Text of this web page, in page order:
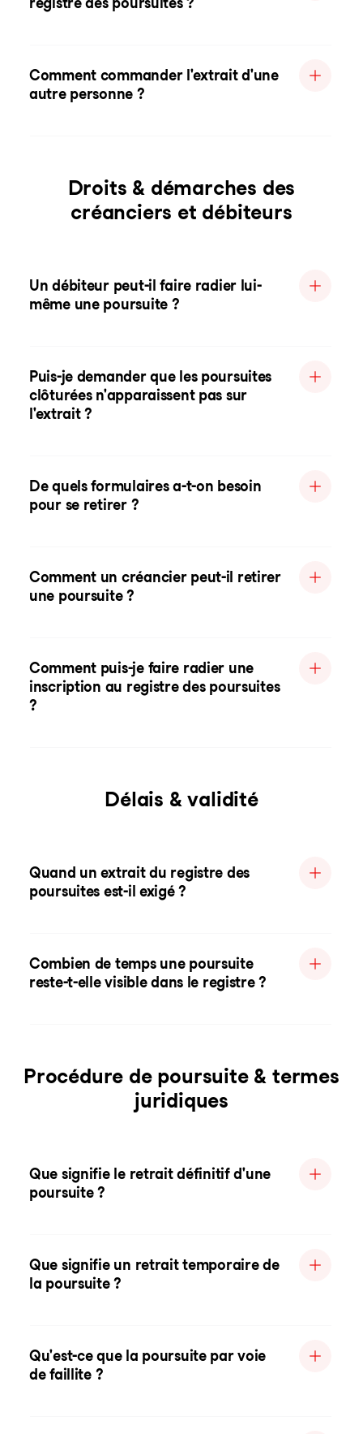
Comment commander l'extrait d'une
autre personne ?
Droits & démarches des
créanciers et débiteurs
Un débiteur peut-il faire radier lui-
même une poursuite ?
Puis-je demander que les poursuites
clôturées n'apparaissent pas sur
l'extrait ?
De quels formulaires a-t-on besoin
pour se retirer ?
Comment un créancier peut-il retirer
une poursuite ?
Comment puis-je faire radier une
inscription au registre des poursuites
?
Délais & validité
Quand un extrait du registre des
poursuites est-il exigé ?
Combien de temps une poursuite
reste-t-elle visible dans le registre ?
Procédure de poursuite & termes
juridiques
Que signifie le retrait définitif d'une
poursuite ?
Que signifie un retrait temporaire de
la poursuite ?
Qu'est-ce que la poursuite par voie
de faillite ?